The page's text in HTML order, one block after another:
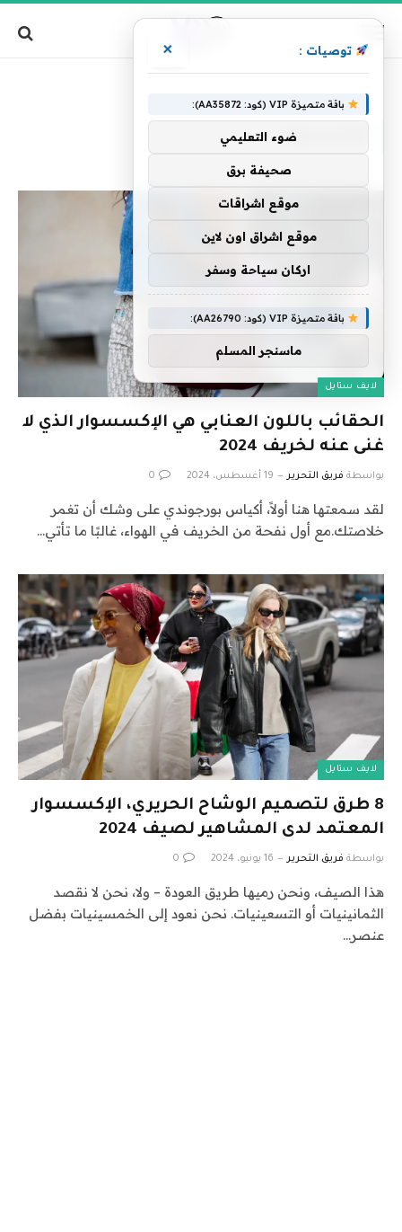
الإكسسوار
لايف ستايل
الحقائب باللون العنابي هي الإكسسوار الذي لا
غنى عنه لخريف 2024
بواسطة فريق التحرير 19 أغسطس، 2024 0
لقد سمعتها هنا أولاً، أكياس بورجوندي على وشك أن تغمر
خلاصتك.مع أول نفحة من الخريف في الهواء، غالبًا ما تأتي…
لايف ستايل
8 طرق لتصميم الوشاح الحريري، الإكسسوار
المعتمد لدى المشاهير لصيف 2024
بواسطة فريق التحرير 16 يونيو، 2024 0
هذا الصيف، ونحن رميها طريق العودة – ولا، نحن لا نقصد
الثمانينيات أو التسعينيات. نحن نعود إلى الخمسينيات بفضل
عنصر…
توصيات : ×
باقة متميزة VIP (كود: AA35872):
ضوء التعليمي
صحيفة برق
موقع اشراقات
موقع اشراق اون لاين
اركان سياحة وسفر
باقة متميزة VIP (كود: AA26790):
ماسنجر المسلم